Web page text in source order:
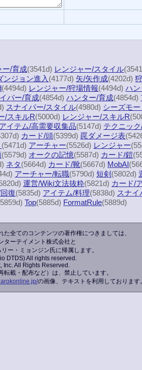
ー/育成(3541d) レンジャー/スタイル
ンジョン進入 (4177d) 矢/矢作成(4202d)
(4494d) レンジャー/狩場情報(4494d)ハ
パー/育成(4854d)ハンター/育成(4854d)
スナイパー/スタイル(4980d) シーズモー
/スキルR(5000d) レンジャー/スキルR
アイテム/高需要収集品(5147d) テクニック
カード/頭(5399d) 罠ダメージ表
(5471d) アーチャー(5526d) レンジャー
(5579d) オークの記憶(5587d) カード/鎧
ネタ(5664d) カード/靴(5667d) MobAI
アーチャー/転職(5790d)短剣 (5802d)
運営/Wiki文法抜粋(5821d) カード/
復(5835d) アイテム/料理(5838d) スナイ
Top(5885d) FormatRule(5889d)
全てのコンテンツの著作権につきましては、
ターテイメント株式会社と
ー・ミョンジン氏に帰属します。
DTDS) All rights reserved.
All Rights Reserved.
載・配布など）は、禁止しています。
の画像、テキストを利用しております。